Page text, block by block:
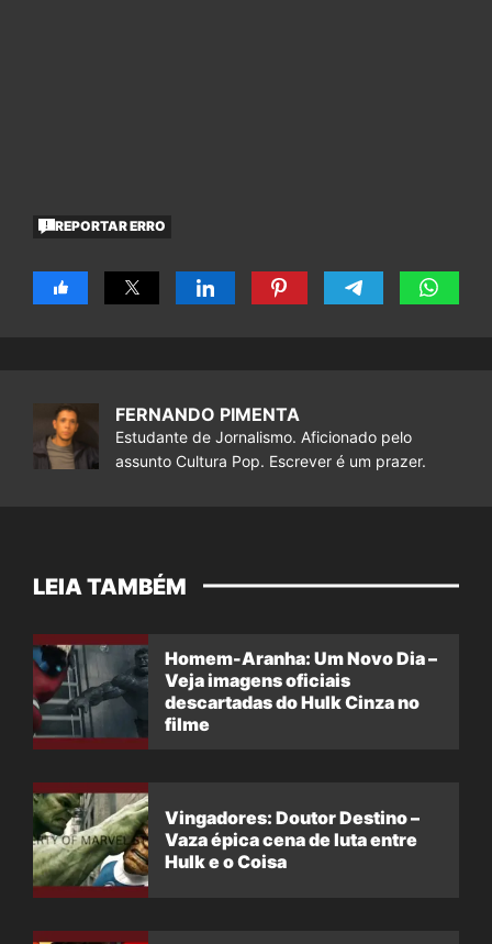
REPORTAR ERRO
FERNANDO PIMENTA
Estudante de Jornalismo. Aficionado pelo
assunto Cultura Pop. Escrever é um prazer.
LEIA TAMBÉM
Homem-Aranha: Um Novo Dia –
Veja imagens oficiais
descartadas do Hulk Cinza no
filme
Vingadores: Doutor Destino –
Vaza épica cena de luta entre
Hulk e o Coisa